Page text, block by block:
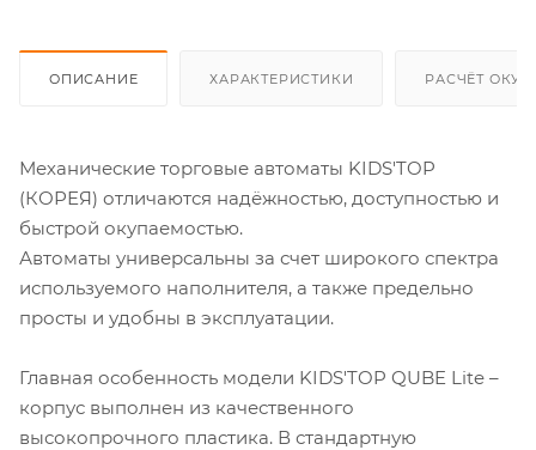
ОПИСАНИЕ ХАРАКТЕРИСТИКИ РАСЧЁТ
Механические торговые автоматы KIDS'TOP
(КОРЕЯ) отличаются надёжностью, доступностью и
быстрой окупаемостью.
Автоматы универсальны за счет широкого спектра
используемого наполнителя, а также предельно
просты и удобны в эксплуатации.
Главная особенность модели KIDS'TOP QUBE Lite –
корпус выполнен из качественного
высокопрочного пластика. В стандартную